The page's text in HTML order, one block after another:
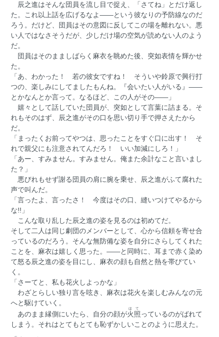
辰之進はそんな団員を流し目で捉え、「さてね」とだけ返し
た。これ以上話を広げるなよ――という彼なりの予防線なのだ
ろう。だけど、団員はその意図に反してこの場を離れない。悪
い人ではなさそうだが、少しだけ場の空気が読めない人のよう
だ。
団員はそのまましばらく麻衣を眺めた後、突如表情を輝かせ
た。
「あ、わかった！ 若の彼女ですね！ そういや鈴原で興行打
つの、楽しみにしてましたもんね。『会いたい人がいる』――
とかなんとか言って。なるほど、この人がその――」
嬉々として話していた団員が、突如として言葉に詰まる。そ
れもそのはず、辰之進がその口を思い切り手で押さえたから
だ。
「まったくお前ってやつは、思ったことをすぐ口に出す！ そ
れで親父にも注意されてんだろ！ いい加減にしろ！」
「あー、すみません。すみません。俺また余計なこと言いまし
た？」
悪びれもせず謝る団員の肩に腕を乗せ、辰之進がふて腐れた
声で叫んだ。
「言ったよ、言ったさ！ 今度はその口、縫いつけてやるから
な!!」
こんな取り乱した辰之進の姿を見るのは初めてだ。
そして二人は同じ劇団のメンバーとして、心から信頼を寄せ合
っているのだろう。そんな無防備な姿を自分にさらしてくれた
ことを、麻衣は嬉しく思った。――と同時に、耳まで赤く染め
て怒る辰之進の姿を目にし、麻衣の顔も自然と熱を帯びてい
く。
「さーてと、私も花火しよっかな」
わざとらしい独り言を呟き、麻衣は花火を楽しむみんなの元
へと駆けていく。
あのまま縁側にいたら、自分の顔が火照
ほて
っているのがばれて
しまう。それはとてもとても恥ずかしいことのように思えた。